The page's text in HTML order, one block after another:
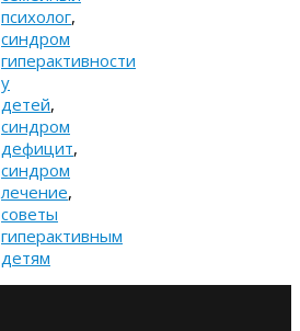
психолог,
синдром
гиперактивности
у
детей,
синдром
дефицит,
синдром
лечение,
советы
гиперактивным
детям